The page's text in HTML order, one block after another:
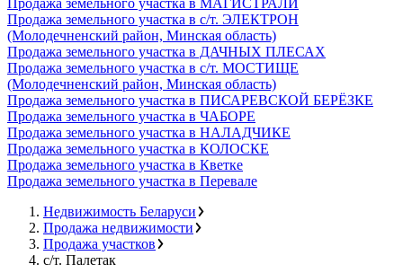
Продажа земельного участка в с/т. ЭЛЕКТРОН
(Молодечненский район, Минская область)
Продажа земельного участка в ДАЧНЫХ ПЛЕСАХ
Продажа земельного участка в с/т. МОСТИЩЕ
(Молодечненский район, Минская область)
Продажа земельного участка в ПИСАРЕВСКОЙ БЕРЁЗКЕ
Продажа земельного участка в ЧАБОРЕ
Продажа земельного участка в НАЛАДЧИКЕ
Продажа земельного участка в КОЛОСКЕ
Продажа земельного участка в Кветке
Продажа земельного участка в Перевале
Недвижимость Беларуси
Продажа недвижимости
Продажа участков
с/т. Палетак